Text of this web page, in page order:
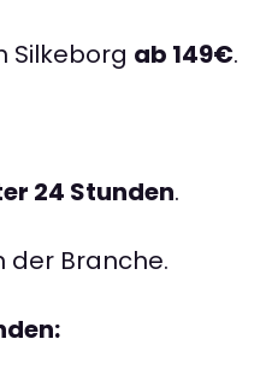
Silkeborg ab 149€.
24 Stunden.
der Branche.